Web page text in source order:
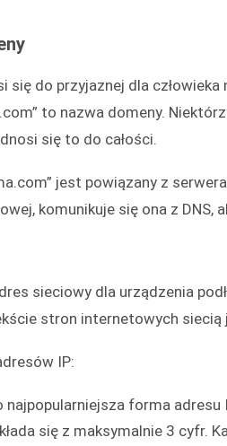
się do przyjaznej dla
to nazwa domeny.
się to do całości.
jest powiązany z
komunikuje się ona z DNS,
sieciowy dla urządzenia
stron internetowych siecią
IP:
najpopularniejsza forma
się z maksymalnie 3 cyfr.